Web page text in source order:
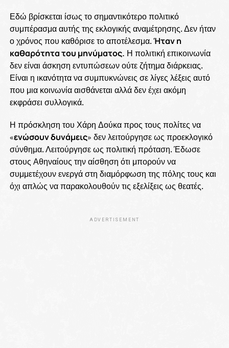
Εδώ βρίσκεται ίσως το σημαντικότερο πολιτικό
συμπέρασμα αυτής της εκλογικής αναμέτρησης. Δεν ήταν
ο χρόνος που καθόρισε το αποτέλεσμα.Ήταν η
καθαρότητα του μηνύματος. Η πολιτική επικοινωνία
δεν είναι άσκηση εντυπώσεων ούτε ζήτημα διάρκειας.
Είναι η ικανότητα να συμπυκνώνεις σε λίγες λέξεις αυτό
που μια κοινωνία αισθάνεται αλλά δεν έχει ακόμη
εκφράσει συλλογικά.
Η πρόσκληση του Χάρη Δούκα προς τους πολίτες να
«ενώσουν δυνάμεις» δεν λειτούργησε ως προεκλογικό
σύνθημα. Λειτούργησε ως πολιτική πρόταση. Έδωσε
στους Αθηναίους την αίσθηση ότι μπορούν να
συμμετέχουν ενεργά στη διαμόρφωση της πόλης τους και
όχι απλώς να παρακολουθούν τις εξελίξεις ως θεατές.
ADVERTISEMENT